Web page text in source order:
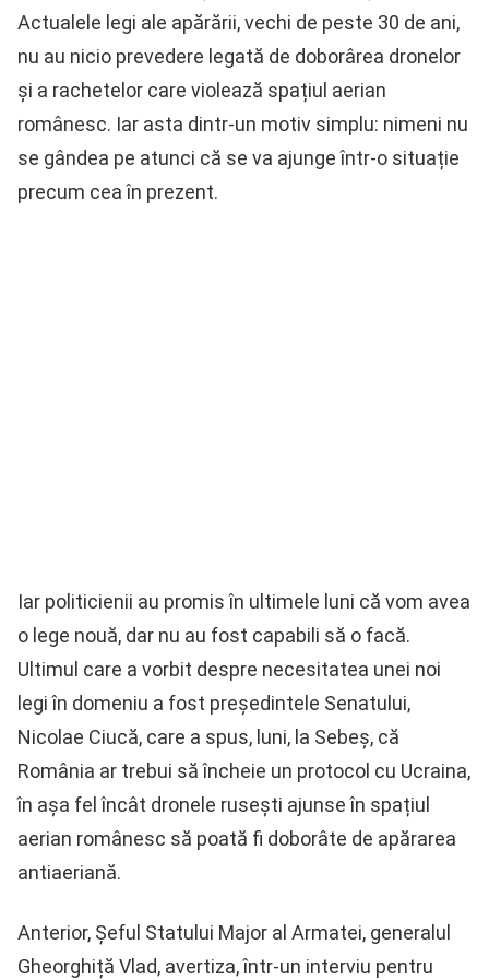
Actualele legi ale apărării, vechi de peste 30 de ani,
nu au nicio prevedere legată de doborârea dronelor
și a rachetelor care violează spațiul aerian
românesc. Iar asta dintr-un motiv simplu: nimeni nu
se gândea pe atunci că se va ajunge într-o situație
precum cea în prezent.
Iar politicienii au promis în ultimele luni că vom avea
o lege nouă, dar nu au fost capabili să o facă.
Ultimul care a vorbit despre necesitatea unei noi
legi în domeniu a fost președintele Senatului,
Nicolae Ciucă, care a spus, luni, la Sebeș, că
România ar trebui să încheie un protocol cu Ucraina,
în așa fel încât dronele rusești ajunse în spațiul
aerian românesc să poată fi doborâte de apărarea
antiaeriană.
Anterior, Șeful Statului Major al Armatei, generalul
Gheorghiță Vlad, avertiza, într-un interviu pentru